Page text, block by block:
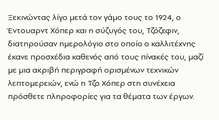
Ξεκινώντας λίγο μετά τον γάμο τους το 1924, ο
Έντουαρντ Χόπερ και η σύζυγός του, Τζόζεφιν,
διατηρούσαν ημερολόγιο στο οποίο ο καλλιτέχνης
έκανε προσχέδια καθενός από τους πίνακές του, μαζί
με μια ακριβή περιγραφή ορισμένων τεχνικών
λεπτομερειών, ενώ η Τζο Χόπερ στη συνέχεια
πρόσθετε πληροφορίες για τα θέματα των έργων.